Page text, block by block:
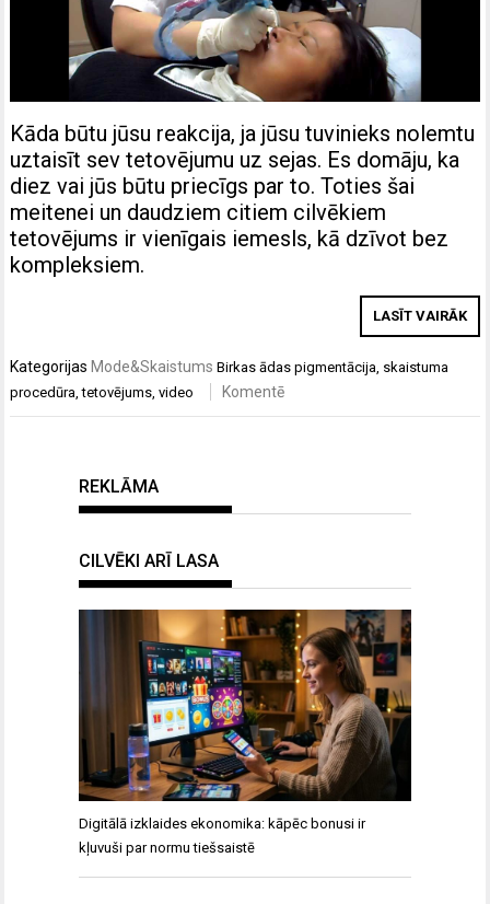
Kāda būtu jūsu reakcija, ja jūsu tuvinieks nolemtu
uztaisīt sev tetovējumu uz sejas. Es domāju, ka
diez vai jūs būtu priecīgs par to. Toties šai
meitenei un daudziem citiem cilvēkiem
tetovējums ir vienīgais iemesls, kā dzīvot bez
kompleksiem.
LASĪT VAIRĀK
Kategorijas Mode&Skaistums Birkasādas pigmentācija, skaistuma
procedūra,tetovējums,video Komentē
REKLĀMA
CILVĒKI ARĪ LASA
Digitālā izklaides ekonomika: kāpēc bonusi ir
kļuvuši par normu tiešsaistē